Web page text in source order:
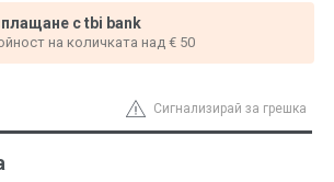
с tbi bank
на количката над € 50
Сигнализирай за грешка